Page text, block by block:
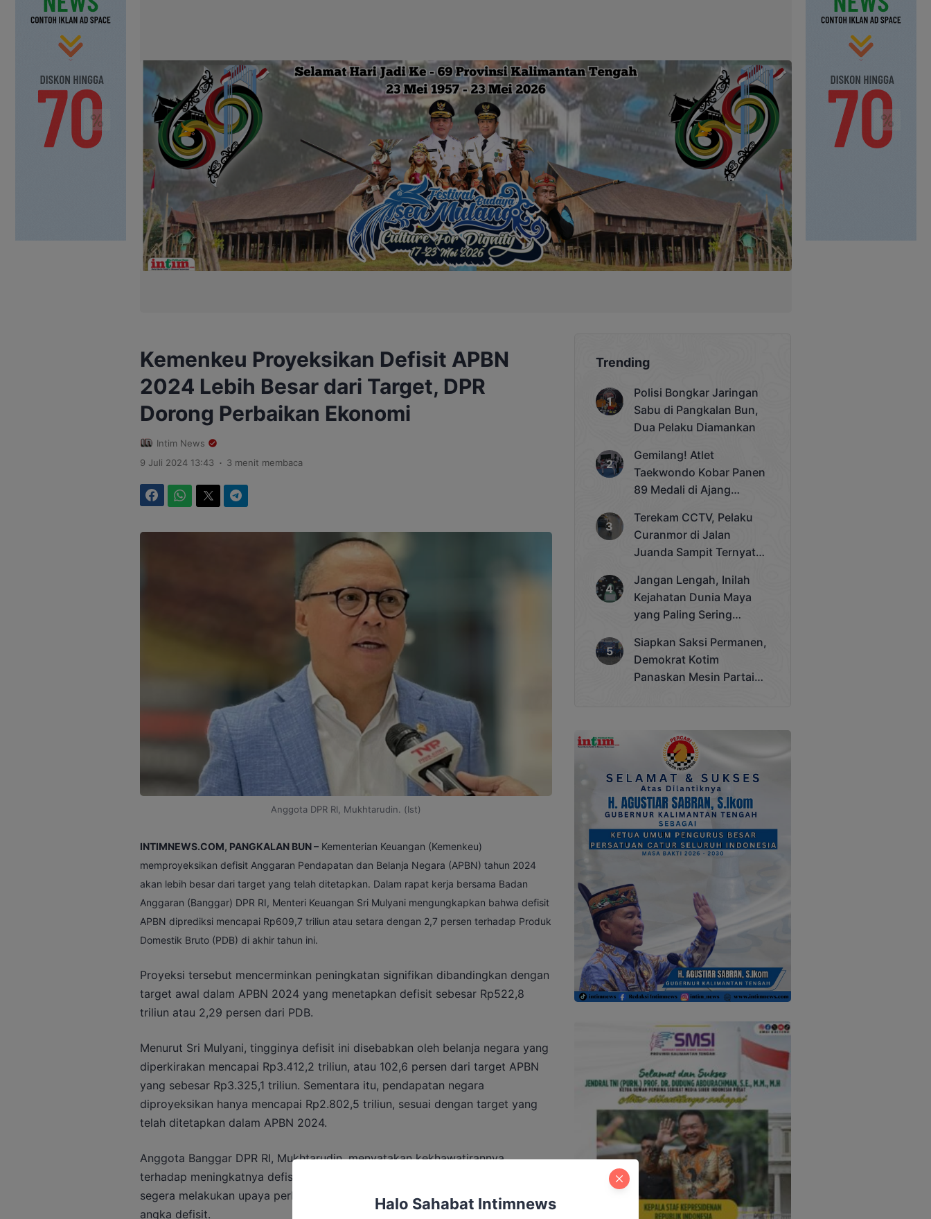
Kemenkeu Proyeksikan Defisit APBN
2024 Lebih Besar dari Target, DPR
Dorong Perbaikan Ekonomi
Intim News
9 Juli 2024 13:43 . 3 menit membaca
Anggota DPR RI, Mukhtarudin. (Ist)
INTIMNEWS.COM, PANGKALAN BUN –Kementerian Keuangan (Kemenkeu)
memproyeksikan defisit Anggaran Pendapatan dan Belanja Negara (APBN) tahun 2024
akan lebih besar dari target yang telah ditetapkan. Dalam rapat kerja bersama Badan
Anggaran (Banggar) DPR RI, Menteri Keuangan Sri Mulyani mengungkapkan bahwa defisit
APBN diprediksi mencapai Rp609,7 triliun atau setara dengan 2,7 persen terhadap Produk
Domestik Bruto (PDB) di akhir tahun ini.
Proyeksi tersebut mencerminkan peningkatan signifikan dibandingkan dengan
target awal dalam APBN 2024 yang menetapkan defisit sebesar Rp522,8
triliun atau 2,29 persen dari PDB.
Menurut Sri Mulyani, tingginya defisit ini disebabkan oleh belanja negara yang
diperkirakan mencapai Rp3.412,2 triliun, atau 102,6 persen dari target APBN
yang sebesar Rp3.325,1 triliun. Sementara itu, pendapatan negara
diproyeksikan hanya mencapai Rp2.802,5 triliun, sesuai dengan target yang
telah ditetapkan dalam APBN 2024.
Anggota Banggar DPR RI, Mukhtarudin, menyatakan kekhawatirannya
terhadap meningkatnya defisit APBN ini. Ia mendorong Kemenkeu untuk
segera melakukan upaya perbaikan ekonomi sebagai strategi untuk menekan
angka defisit.
Trending
Polisi Bongkar Jaringan
Sabu di Pangkalan Bun,
Dua Pelaku Diamankan
Gemilang! Atlet
Taekwondo Kobar Panen
89 Medali di Ajang
Cup 2025
Terekam CCTV, Pelaku
Curanmor di Jalan
Juanda Sampit Ternyata
Jangan Lengah, Inilah
Kejahatan Dunia Maya
yang Paling Sering
Siapkan Saksi Permanen,
Demokrat Kotim
Panaskan Mesin Partai
Halo Sahabat Intimnews